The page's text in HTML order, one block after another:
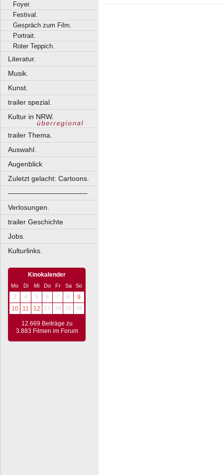
Foyer.
Festival.
Gespräch zum Film.
Portrait.
Roter Teppich.
Literatur.
Musik.
Kunst.
trailer spezial.
Kultur in NRW.
trailer Thema.
Auswahl.
Augenblick
Zuletzt gelacht: Cartoons.
––––––––––––––––––––
Verlosungen.
trailer Geschichte
Jobs.
Kulturlinks.
Kinokalender
Mo Di Mi Do Fr Sa
So
3
4 5 6 7 8
9
10
11 12 13 14 15 16
12.669 Beiträge zu
3.883 Filmen im Forum